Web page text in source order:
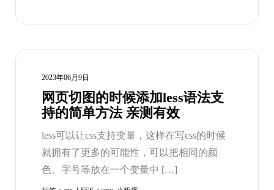
2023年06月9日
网页切图的时候添加less语法支
持的简单方法 亲测有效
less可以让css支持变量，这样在写css的时候
就拥有了更多的可能性，可以把相同的颜
色、字号等放在一个变量中 […]